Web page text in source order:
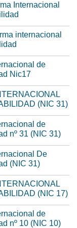
Internacional
internacional
de
Nic17
(NIC 31)
de
nº 31 (NIC 31)
De
(NIC 31)
(NIC 17)
de
nº 10 (NIC 10)